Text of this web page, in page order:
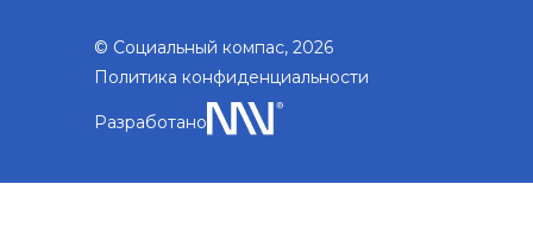
© Социальный компас, 2026
Политика конфиденциальности
Разработано